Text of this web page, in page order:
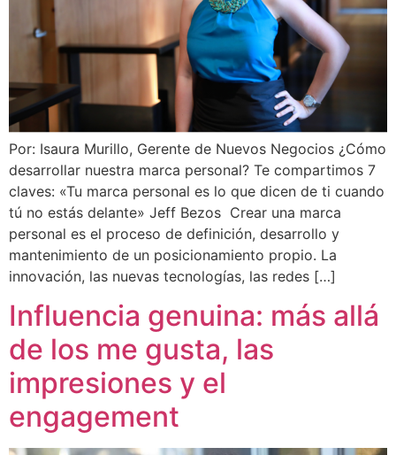
Por: Isaura Murillo, Gerente de Nuevos Negocios ¿Cómo
desarrollar nuestra marca personal? Te compartimos 7
claves: «Tu marca personal es lo que dicen de ti cuando
tú no estás delante» Jeff Bezos Crear una marca
personal es el proceso de definición, desarrollo y
mantenimiento de un posicionamiento propio. La
innovación, las nuevas tecnologías, las redes […]
Influencia genuina: más allá
de los me gusta, las
impresiones y el
engagement